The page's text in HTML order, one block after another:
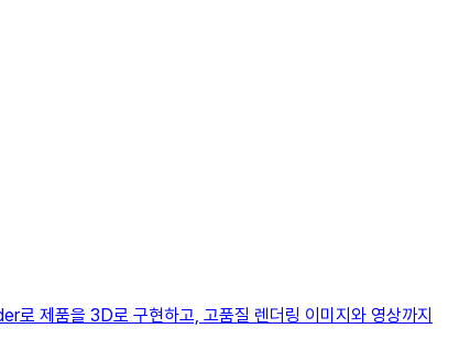
로 제품을 3D로 구현하고, 고품질 렌더링 이미지와 영상까지